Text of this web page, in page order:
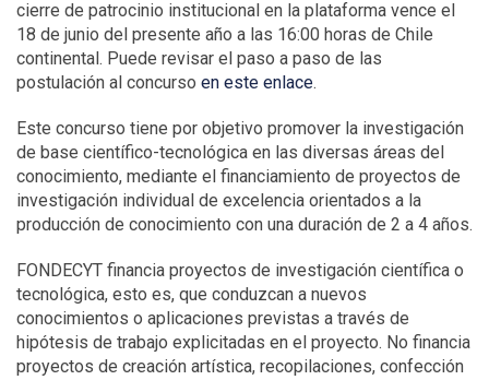
cierre de patrocinio institucional en la plataforma vence el
18 de junio del presente año a las 16:00 horas de Chile
continental. Puede revisar el paso a paso de las
postulación al concurso en este enlace.
Este concurso tiene por objetivo promover la investigación
de base científico-tecnológica en las diversas áreas del
conocimiento, mediante el financiamiento de proyectos de
investigación individual de excelencia orientados a la
producción de conocimiento con una duración de 2 a 4 años.
FONDECYT financia proyectos de investigación científica o
tecnológica, esto es, que conduzcan a nuevos
conocimientos o aplicaciones previstas a través de
hipótesis de trabajo explicitadas en el proyecto. No financia
proyectos de creación artística, recopilaciones, confección